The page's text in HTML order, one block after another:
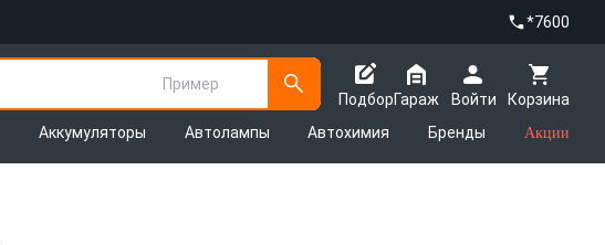
*7600
Пример
Подбор
Корзина
Гараж
Войти
Аккумуляторы Автолампы Автохимия Бренды Акции